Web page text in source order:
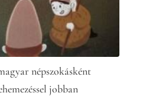
népszokásként
jobban